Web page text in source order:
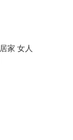
居家 女人